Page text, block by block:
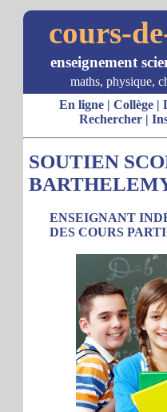
cours-
enseignement
maths, physique,
En ligne| Collège|
Rechercher|
SOUTIEN
ENSEIGNANT
DES COURS